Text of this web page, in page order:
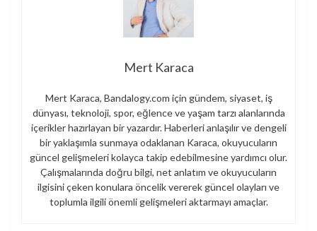
Mert Karaca
Mert Karaca, Bandalogy.com için gündem, siyaset, iş
dünyası, teknoloji, spor, eğlence ve yaşam tarzı alanlarında
içerikler hazırlayan bir yazardır. Haberleri anlaşılır ve dengeli
bir yaklaşımla sunmaya odaklanan Karaca, okuyucuların
güncel gelişmeleri kolayca takip edebilmesine yardımcı olur.
Çalışmalarında doğru bilgi, net anlatım ve okuyucuların
ilgisini çeken konulara öncelik vererek güncel olayları ve
toplumla ilgili önemli gelişmeleri aktarmayı amaçlar.